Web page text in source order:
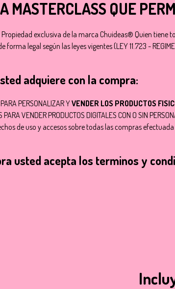
MASTERCLASS QUE
Propiedad exclusiva de la marca Chuideas® Quien
legal según las leyes vigentes (LEY 11.723 -
adquiere con la compra:
PERSONALIZAR YVENDER LOS PRODUCTOS
PARA VENDER PRODUCTOS DIGITALES CON O SIN
de uso y accesos sobre todas las compras
usted acepta los terminos y